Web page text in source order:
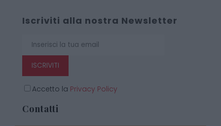
Iscriviti alla nostra Newsletter
ISCRIVITI
Accetto la Privacy Policy
Contatti